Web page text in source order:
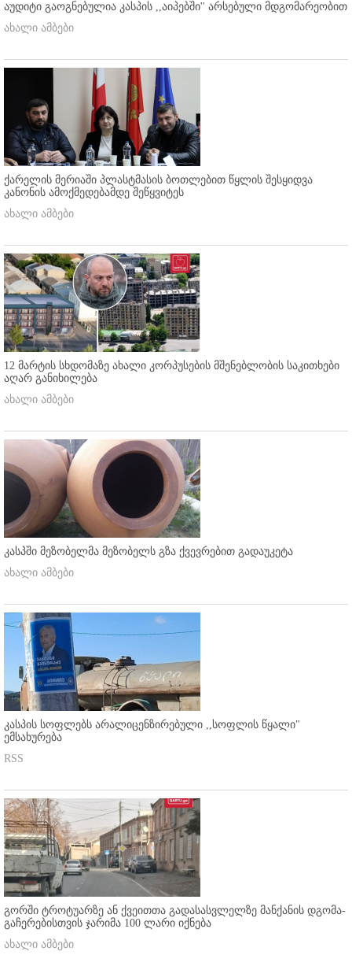
აუდიტი გაოგნებულია კასპის ,,აიპებში'' არსებული მდგომარეობით
ახალი ამბები
ქარელის მერიაში პლასტმასის ბოთლებით წყლის შესყიდვა
კანონის ამოქმედებამდე შეწყვიტეს
ახალი ამბები
12 მარტის სხდომაზე ახალი კორპუსების მშენებლობის საკითხები
აღარ განიხილება
ახალი ამბები
კასპში მეზობელმა მეზობელს გზა ქვევრებით გადაუკეტა
ახალი ამბები
კასპის სოფლებს არალიცენზირებული ,,სოფლის წყალი"
ემსახურება
RSS
გორში ტროტუარზე ან ქვეითთა გადასასვლელზე მანქანის დგომა-
გაჩერებისთვის ჯარიმა 100 ლარი იქნება
ახალი ამბები